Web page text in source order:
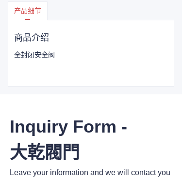
产品细节
商品介绍
全封闭安全阀
Inquiry Form -
大乾閥門
Leave your information and we will contact you